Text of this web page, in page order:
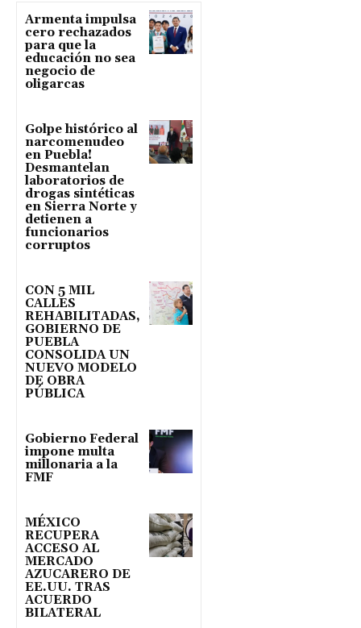
Armenta impulsa
cero rechazados
para que la
educación no sea
negocio de
oligarcas
Golpe histórico al
narcomenudeo
en Puebla!
Desmantelan
laboratorios de
drogas sintéticas
en Sierra Norte y
detienen a
funcionarios
corruptos
CON 5 MIL
CALLES
REHABILITADAS,
GOBIERNO DE
PUEBLA
CONSOLIDA UN
NUEVO MODELO
DE OBRA
PÚBLICA
Gobierno Federal
impone multa
millonaria a la
FMF
MÉXICO
RECUPERA
ACCESO AL
MERCADO
AZUCARERO DE
EE.UU. TRAS
ACUERDO
BILATERAL